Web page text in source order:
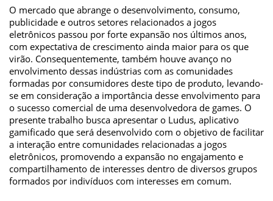
O mercado que abrange o desenvolvimento, consumo,
publicidade e outros setores relacionados a jogos
eletrônicos passou por forte expansão nos últimos anos,
com expectativa de crescimento ainda maior para os que
virão. Consequentemente, também houve avanço no
envolvimento dessas indústrias com as comunidades
formadas por consumidores deste tipo de produto, levando-
se em consideração a importância desse envolvimento para
o sucesso comercial de uma desenvolvedora de games. O
presente trabalho busca apresentar o Ludus, aplicativo
gamificado que será desenvolvido com o objetivo de facilitar
a interação entre comunidades relacionadas a jogos
eletrônicos, promovendo a expansão no engajamento e
compartilhamento de interesses dentro de diversos grupos
formados por indivíduos com interesses em comum.